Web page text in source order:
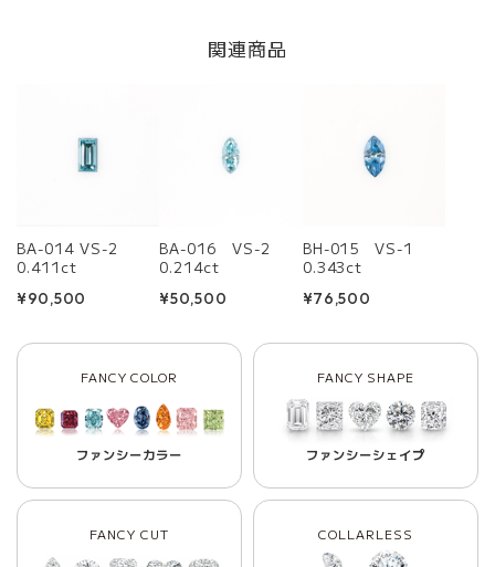
関連商品
BA-014 VS-2
0.411ct
¥90,500
BA-016 VS-2
0.214ct
¥50,500
BH-015 VS-1
0.343ct
¥76,500
FANCY COLOR
ファンシーカラー
FANCY SHAPE
ファンシーシェイプ
FANCY CUT COLLARLESS